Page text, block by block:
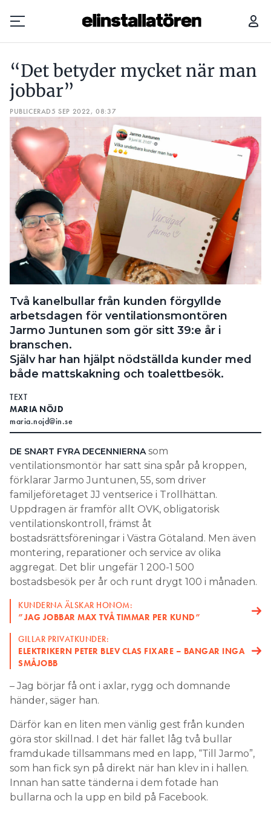
Prenumerera
Hantera prenumeration
Lediga jobb
Annonsera
Läs E-tidningen
Om tidningen
Kontakt
Personuppgifter
SEARCH
“Det betyder mycket när man
jobbar”
PUBLICERAD5 SEP 2022, 08:37
Två kanelbullar från kunden förgyllde
arbetsdagen för ventilationsmontören
Jarmo Juntunen som gör sitt 39:e år i
branschen.
Själv har han hjälpt nödställda kunder med
både mattskakning och toalettbesök.
TEXT
MARIA NÖJD
maria.nojd@in.se
DE SNART FYRA DECENNIERNAsom
ventilationsmontör har satt sina spår på kroppen,
förklarar Jarmo Juntunen, 55, som driver
familjeföretaget JJ ventserice i Trollhättan.
Uppdragen är framför allt OVK, obligatorisk
ventilationskontroll, främst åt
bostadsrättsföreningar i Västra Götaland. Men även
montering, reparationer och service av olika
aggregat. Det blir ungefär 1 200-1 500
bostadsbesök per år och runt drygt 100 i månaden.
KUNDERNA ÄLSKAR HONOM:
”JAG JOBBAR MAX TVÅ TIMMAR PER KUND”
GILLAR PRIVATKUNDER:
ELEKTRIKERN PETER BLEV CLAS FIXARE – BANGAR INGA
SMÅJOBB
– Jag börjar få ont i axlar, rygg och domnande
händer, säger han.
Därför kan en liten men vänlig gest från kunden
göra stor skillnad. I det här fallet låg två bullar
framdukade tillsammans med en lapp, “Till Jarmo”,
som han fick syn på direkt när han klev in i hallen.
Innan han satte tänderna i dem fotade han
bullarna och la upp en bild på Facebook.
“DET BETYDER MYCKET NÄR MAN JOBBAR”